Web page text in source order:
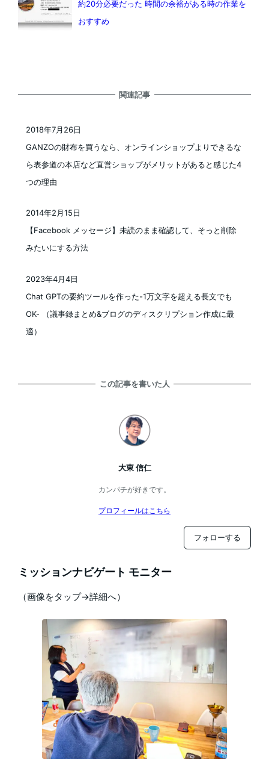
約20分必要だった 時間の余裕がある時の作業を
おすすめ
関連記事
GANZOの財布を買うなら、オンラインショップよりできるな
ら表参道の本店など直営ショップがメリットがあると感じた4
つの理由
投稿日
2018年7月26日
【Facebook メッセージ】未読のまま確認して、そっと削除
みたいにする方法
2014年2月15日
Chat GPTの要約ツールを作った-1万文字を超える長文でも
OK- （議事録まとめ&ブログのディスクリプション作成に最
適）
2023年4月4日
この記事を書いた人
大東 信仁
カンパチが好きです。
プロフィールはこちら
フォローする
ミッションナビゲート モニター
（画像をタップ→詳細へ）